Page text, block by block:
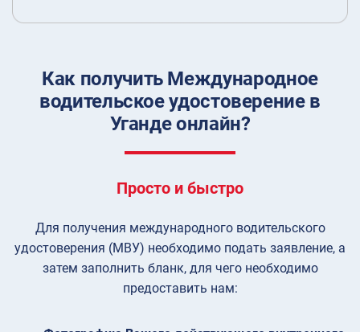
Как получить Международное
водительское удостоверение в
Уганде онлайн?
Просто и быстро
Для получения международного водительского
удостоверения (МВУ) необходимо подать заявление, а
затем заполнить бланк, для чего необходимо
предоставить нам: